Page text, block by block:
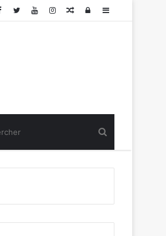
Sidebar
Connexion
Article